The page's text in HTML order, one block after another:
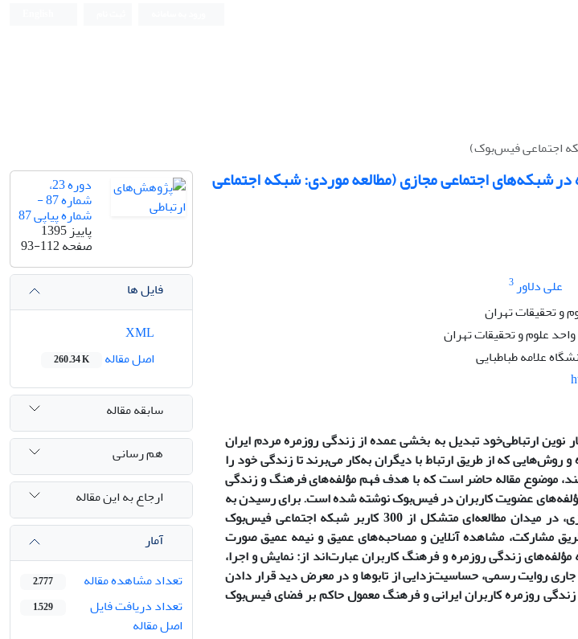
اجتماعی فیس‌بوک)
شبکه‌های اجتماعی مجازی (مطالعه موردی: شبکه اجتماعی
علی دلاور3
و تحقیقات تهران
علوم و تحقیقات تهران
علامه طباطبایی
نوین ارتباطی‌خود تبدیل به بخشی عمده از زندگی روزمره مردم ایران
که از طریق ارتباط با دیگران به‌کار می‌برند تا زندگی خود را
موضوع مقاله حاضر است که با هدف فهم مؤلفه‌های فرهنگ و زندگی
مؤلفه‌های عضویت کاربران در فیس‌بوک نوشته شده است. برای رسیدن به
این هدف، از روش کیفی مردم‌نگاری مجازی، در میدان مطالعه‌ای متشکل از 300 کاربر شبکه اجتماعی فیس‌بوک
مشارکت، مشاهده آنلاین و مصاحبه‌های عمیق و نیمه عمیق صورت
زندگی روزمره و فرهنگ کاربران عبارت‌اند از: نمایش و اجرا،
روایت رسمی، حساسیت‌زدایی از تابوها و در معرض دید قرار دادن
زندگی روزمره کاربران ایرانی و فرهنگ معمول حاکم بر فضای فیس‌بوک
دوره 23،
شماره 87 -
شماره پیاپی 87
پاییز 1395
صفحه93-112
فایل ها
اصل مقاله
260.34 K
سابقه مقاله
هم رسانی
ارجاع به این مقاله
آمار
تعداد مشاهده مقاله
2,777
تعداد دریافت فایل
اصل مقاله
1,529